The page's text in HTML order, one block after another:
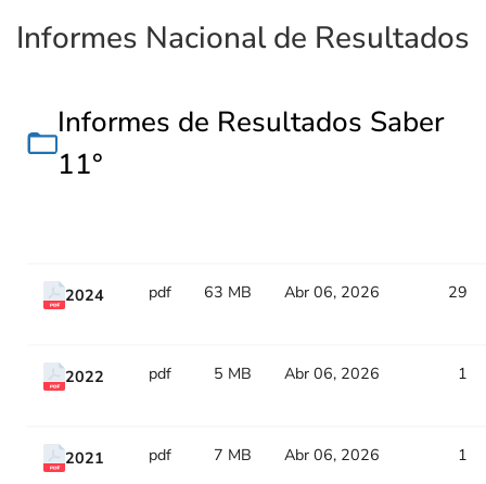
Informes Nacional de Resultados
Informes de Resultados Saber
11°
2024 pdf 63 MB Abr 06, 2026 29
2022 pdf 5 MB Abr 06, 2026 1
2021 pdf 7 MB Abr 06, 2026 1